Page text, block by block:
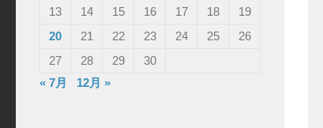
13
14 15 16 17 18
19
20
21 22 23 24 25
26
27
28 29
30
« 7月
12月 »